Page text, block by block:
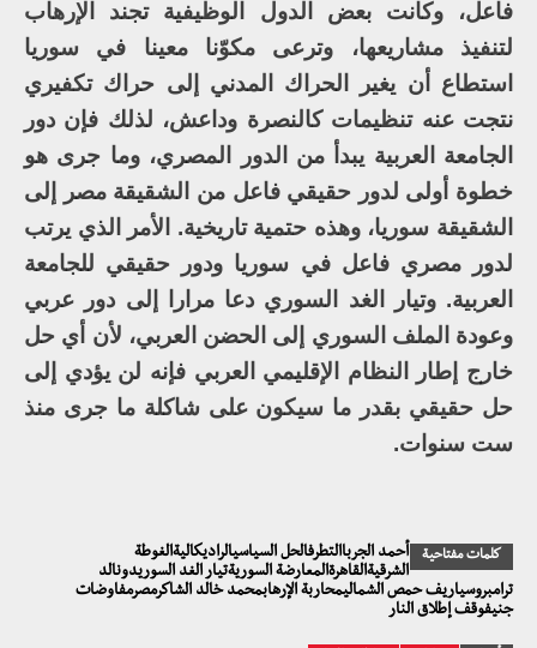
فاعل، وكانت بعض الدول الوظيفية تجند الإرهاب
لتنفيذ مشاريعها، وترعى مكوّنا معينا في سوريا
استطاع أن يغير الحراك المدني إلى حراك تكفيري
نتجت عنه تنظيمات كالنصرة وداعش، لذلك فإن دور
الجامعة العربية يبدأ من الدور المصري، وما جرى هو
خطوة أولى لدور حقيقي فاعل من الشقيقة مصر إلى
الشقيقة سوريا، وهذه حتمية تاريخية. الأمر الذي يرتب
لدور مصري فاعل في سوريا ودور حقيقي للجامعة
العربية. وتيار الغد السوري دعا مرارا إلى دور عربي
وعودة الملف السوري إلى الحضن العربي، لأن أي حل
خارج إطار النظام الإقليمي العربي فإنه لن يؤدي إلى
حل حقيقي بقدر ما سيكون على شاكلة ما جرى منذ
ست سنوات.
كلمات مفتاحية
أحمد الجرباالتطرفالحل السياسيالراديكاليةالغوطة
الشرقيةالقاهرةالمعارضة السوريةتيار الغد السوريدونالد
ترامبروسياريف حمص الشماليمحاربة الإرهابمحمد خالد الشاكرمصرمفاوضات
جنيفوقف إطلاق النار